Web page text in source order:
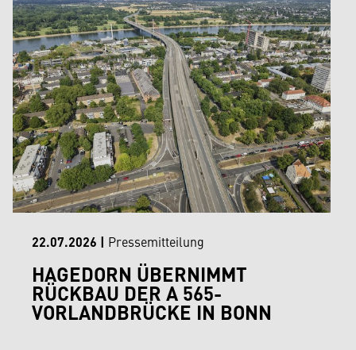
22.07.2026 | Pressemitteilung
HAGEDORN ÜBERNIMMT
RÜCKBAU DER A 565-
VORLANDBRÜCKE IN BONN